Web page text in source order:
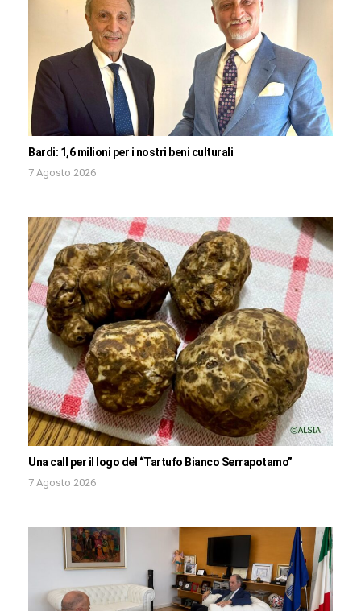
Bardi: 1,6 milioni per i nostri beni culturali
7 Agosto 2026
Una call per il logo del “Tartufo Bianco Serrapotamo”
7 Agosto 2026